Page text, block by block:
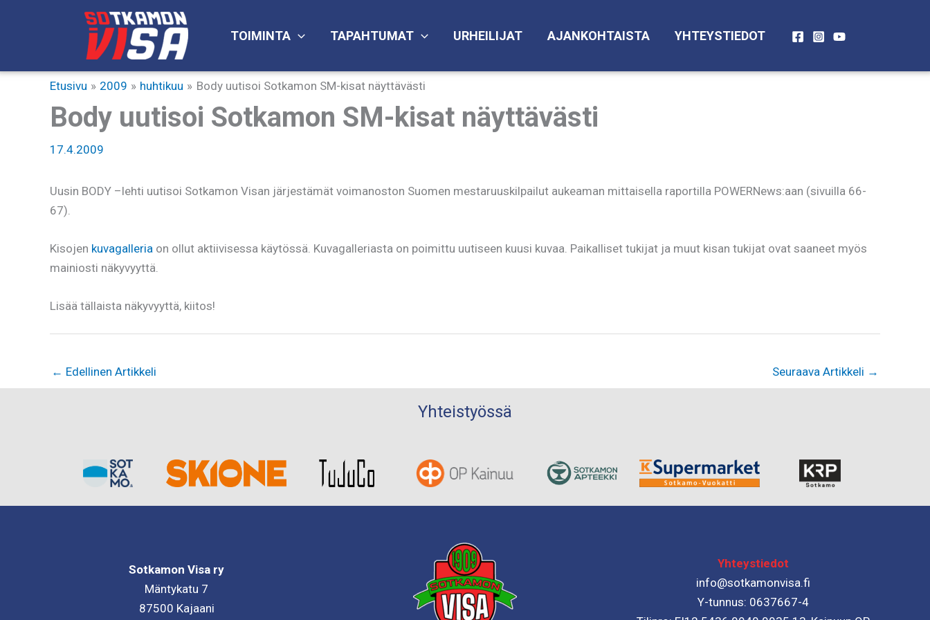
TOIMINTA TAPAHTUMAT URHEILIJAT AJANKOHTAISTA YHTEYSTIEDOT
Etusivu 2009 huhtikuu Body uutisoi Sotkamon SM-kisat näyttävästi
Body uutisoi Sotkamon SM-kisat näyttävästi
17.4.2009
Uusin BODY –lehti uutisoi Sotkamon Visan järjestämät voimanoston Suomen mestaruuskilpailut aukeaman mittaisella raportilla POWERNews:aan (sivuilla 66-
67).
Kisojen kuvagalleria on ollut aktiivisessa käytössä. Kuvagalleriasta on poimittu uutiseen kuusi kuvaa. Paikalliset tukijat ja muut kisan tukijat ovat saaneet myös
mainiosti näkyvyyttä.
Lisää tällaista näkyvyyttä, kiitos!
← Edellinen Artikkeli Seuraava Artikkeli →
Yhteistyössä
Sotkamon Visa ry
Mäntykatu 7
87500 Kajaani
Yhteystiedot
info@sotkamonvisa.fi
Y-tunnus: 0637667-4